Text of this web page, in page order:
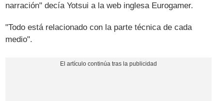
narración" decía Yotsui a la web inglesa Eurogamer.
"Todo está relacionado con la parte técnica de cada
medio".